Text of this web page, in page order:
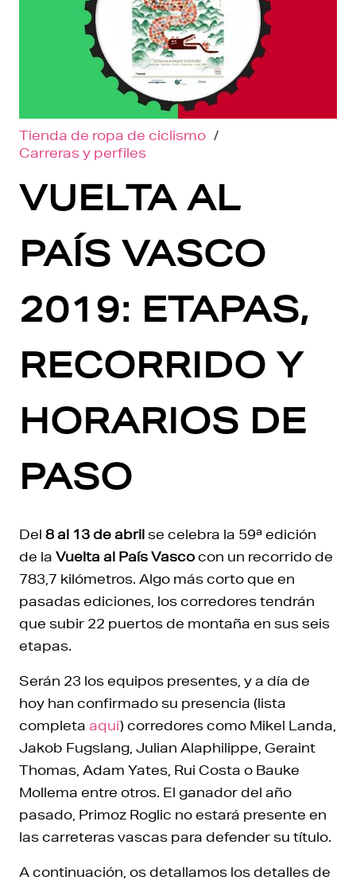
Tienda de ropa de ciclismo /
Carreras y perfiles
VUELTA AL
PAÍS VASCO
2019: ETAPAS,
RECORRIDO Y
HORARIOS DE
PASO
Del 8 al 13 de abril se celebra la 59ª edición
de la Vuelta al País Vascocon un recorrido de
783,7 kilómetros. Algo más corto que en
pasadas ediciones, los corredores tendrán
que subir 22 puertos de montaña en sus seis
etapas.
Serán 23 los equipos presentes, y a día de
hoy han confirmado su presencia (lista
completa aquí) corredores como Mikel Landa,
Jakob Fugslang, Julian Alaphilippe, Geraint
Thomas, Adam Yates, Rui Costa o Bauke
Mollema entre otros. El ganador del año
pasado, Primoz Roglic no estará presente en
las carreteras vascas para defender su título.
A continuación, os detallamos los detalles de